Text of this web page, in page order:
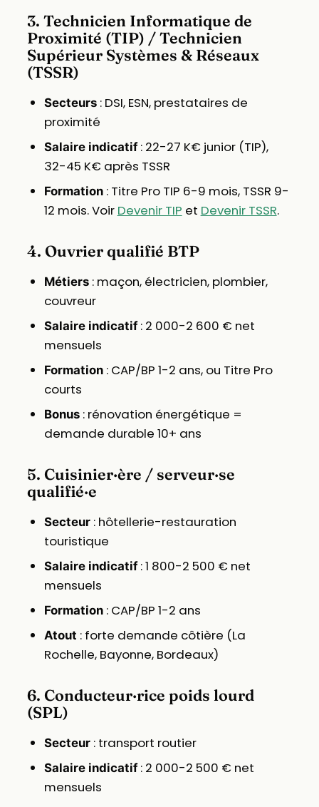
3. Technicien Informatique de
Proximité (TIP) / Technicien
Supérieur Systèmes & Réseaux
(TSSR)
Secteurs: DSI, ESN, prestataires de
proximité
Salaire indicatif: 22-27 K€ junior (TIP),
32-45 K€ après TSSR
Formation: Titre Pro TIP 6-9 mois, TSSR 9-
12 mois. Voir Devenir TIP et Devenir TSSR.
4. Ouvrier qualifié BTP
Métiers: maçon, électricien, plombier,
couvreur
Salaire indicatif: 2 000-2 600 € net
mensuels
Formation: CAP/BP 1-2 ans, ou Titre Pro
courts
Bonus: rénovation énergétique =
demande durable 10+ ans
5. Cuisinier·ère / serveur·se
qualifié·e
Secteur: hôtellerie-restauration
touristique
Salaire indicatif: 1 800-2 500 € net
mensuels
Formation: CAP/BP 1-2 ans
Atout : forte demande côtière (La
Rochelle, Bayonne, Bordeaux)
6. Conducteur·rice poids lourd
(SPL)
Secteur: transport routier
Salaire indicatif: 2 000-2 500 € net
mensuels